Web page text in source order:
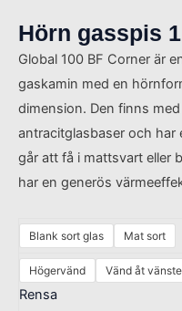
Hörn gasspis
Global 100 BF Corner är
gaskamin med en
dimension. Den finns
antracitglasbaser och har
går att få i mattsvart eller
har en generös
Blank sort glas Mat sort
Högervänd Vänd åt
Rensa